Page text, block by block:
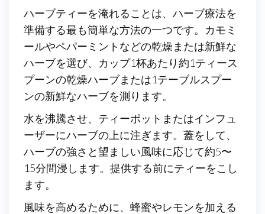
ハーブティーを淹れることは、ハーブ療法を
準備する最も簡単な方法の一つです。カモミ
ールやペパーミントなどの乾燥または新鮮な
ハーブを選び、カップ1杯あたり約1ティース
プーンの乾燥ハーブまたは1テーブルスプー
ンの新鮮なハーブを測ります。
水を沸騰させ、ティーポットまたはインフュ
ーザーにハーブの上に注ぎます。蓋をして、
ハーブの強さと望ましい風味に応じて約5〜
15分間浸します。提供する前にティーをこし
ます。
風味を高めるために、蜂蜜やレモンを加える